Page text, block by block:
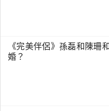
《完美伴侶》孫磊和陳珊
婚？